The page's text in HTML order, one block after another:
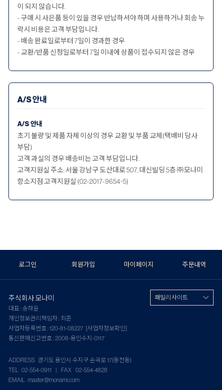
이 되지 않습니다.
- 구매 시 사은품 등이 있을 경우 반납하셔야 하며 사용하거나 회송 누
락시 비용은 고객 부담입니다.
- 배송 완료일로부터 7일이 경과한 경우
- 교환/반품 신청일로부터 7일 이내에 상품이 접수되지 않은 경우
A/S 안내
A/S 안내
초기 불량 및 제품 자체 이상의 경우 교환 및 부품 교체(택배비 당사
부담)
고객 과실의 경우 배송비는 고객 부담입니다.
고객지원실 주소: 서울 강남구 도산대로 507, 대신빌딩 5층 ㈜모나미
항소지점 고객지원실 (02-2017-9654~5)
로그인 회원가입 마이페이지 주문내역
주식회사 모나미
대표 : 송하윤
개인정보관리책임자 : 최준
사업자등록번호 : 120-81-08227 [사업자정보확인]
통신판매신고번호 : 2008-용인수지-0117
ADDRESS 경기도 용인시 수지구 손곡로 17(동천동)
TEL 02-554-0911 | FAX 02-554-4828
EMAIL master@monami.com
패밀리 사이트